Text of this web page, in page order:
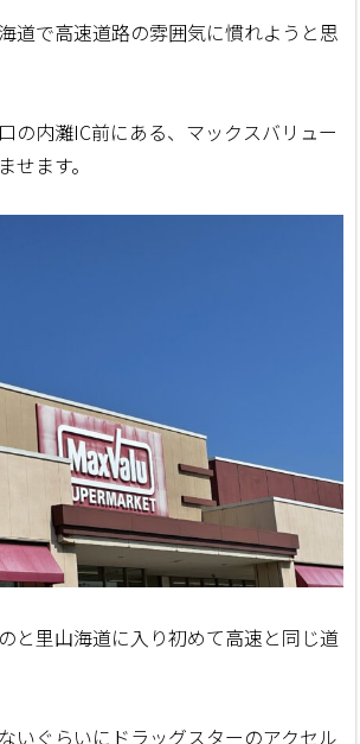
道で高速道路の雰囲気に慣れようと思
の内灘IC前にある、マックスバリュー
せます。
と里山海道に入り初めて高速と同じ道
いぐらいにドラッグスターのアクセル